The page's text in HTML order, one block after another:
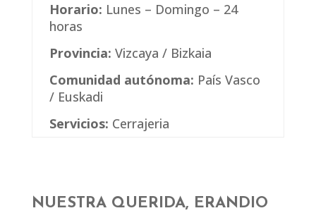
Horario: Lunes – Domingo – 24
horas
Provincia: Vizcaya / Bizkaia
Comunidad autónoma: País Vasco
/ Euskadi
Servicios: Cerrajeria
NUESTRA QUERIDA, ERANDIO